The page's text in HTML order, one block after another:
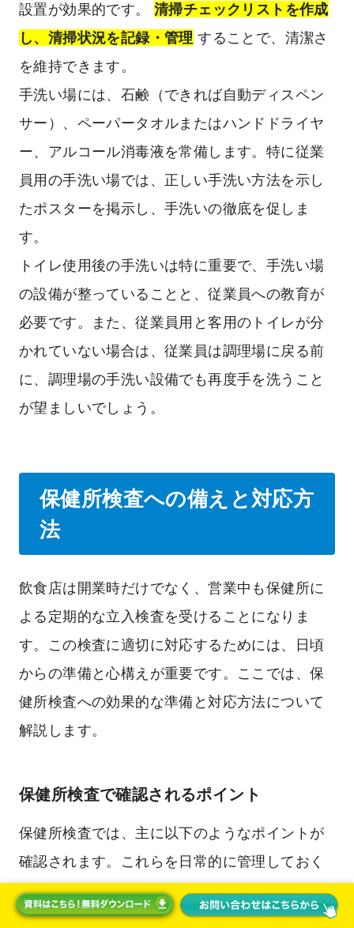
設置が効果的です。 清掃チェックリストを作成
し、清掃状況を記録・管理 することで、清潔さ
を維持できます。
手洗い場には、石鹸（できれば自動ディスペン
サー）、ペーパータオルまたはハンドドライヤ
ー、アルコール消毒液を常備します。特に従業
員用の手洗い場では、正しい手洗い方法を示し
たポスターを掲示し、手洗いの徹底を促しま
す。
トイレ使用後の手洗いは特に重要で、手洗い場
の設備が整っていることと、従業員への教育が
必要です。また、従業員用と客用のトイレが分
かれていない場合は、従業員は調理場に戻る前
に、調理場の手洗い設備でも再度手を洗うこと
が望ましいでしょう。
保健所検査への備えと対応方
法
飲食店は開業時だけでなく、営業中も保健所に
よる定期的な立入検査を受けることになりま
す。この検査に適切に対応するためには、日頃
からの準備と心構えが重要です。ここでは、保
健所検査への効果的な準備と対応方法について
解説します。
保健所検査で確認されるポイント
保健所検査では、主に以下のようなポイントが
確認されます。これらを日常的に管理しておく
ことが大切です。
まず施設・設備面では、厨房内の清掃状態、排